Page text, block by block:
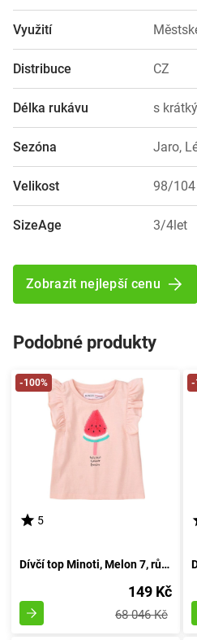
Využití
Distribuce CZ
Délka rukávu s
Sezóna Jaro,
Velikost 98/104
SizeAge 3/4let
Zobrazit nejlepší cenu
Podobné produkty
-100%
5
Dívčí top Minoti, Melon 7, růžového odstínu - velikost 92/98 | pro věk 2-3 let
149 Kč
68 046 Kč
-